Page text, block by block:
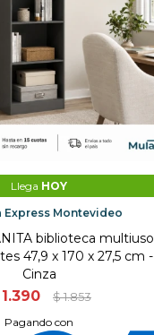
Llega HOY
Express Montevideo
biblioteca multiuso
47,9 x 170 x 27,5 cm -
Cinza
1.390 $ 1.853
Pagando con